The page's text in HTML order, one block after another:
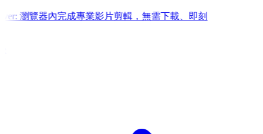
瀏覽器內完成專業影片剪輯，無需下載、即刻